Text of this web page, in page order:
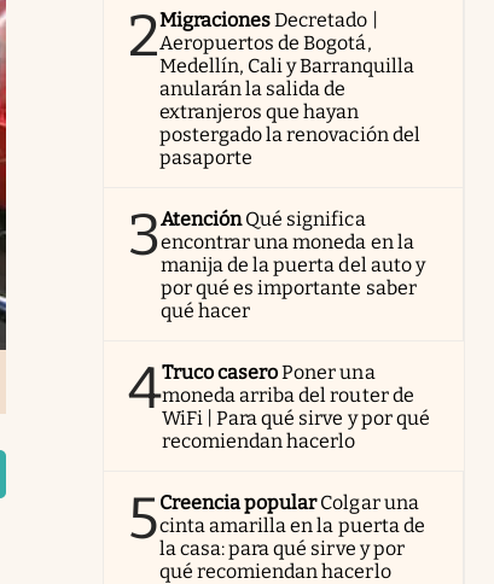
2MigracionesDecretado |
Aeropuertos de Bogotá,
Medellín, Cali y Barranquilla
anularán la salida de
extranjeros que hayan
postergado la renovación del
pasaporte
3AtenciónQué significa
encontrar una moneda en la
manija de la puerta del auto y
por qué es importante saber
qué hacer
4Truco caseroPoner una
moneda arriba del router de
WiFi | Para qué sirve y por qué
recomiendan hacerlo
5Creencia popularColgar una
cinta amarilla en la puerta de
la casa: para qué sirve y por
qué recomiendan hacerlo